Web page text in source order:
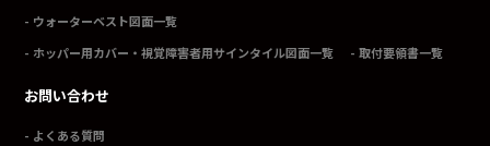
ウォーターベスト図面一覧
ホッパー用カバー・視覚障害者用サインタイル図面一覧
取付要領書一覧
お問い合わせ
よくある質問